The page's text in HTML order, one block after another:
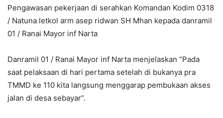
Pengawasan pekerjaan di serahkan Komandan Kodim 0318
/ Natuna letkol arm asep ridwan SH Mhan kepada danramil
01 / Ranai Mayor inf Narta
Danramil 01 / Ranai Mayor inf Narta menjelaskan “Pada
saat pelaksaan di hari pertama setelah di bukanya pra
TMMD ke 110 kita langsung menggarap pembukaan akses
jalan di desa sebayar”.